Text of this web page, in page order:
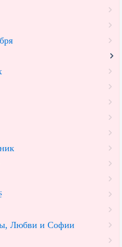
Любви и Софии